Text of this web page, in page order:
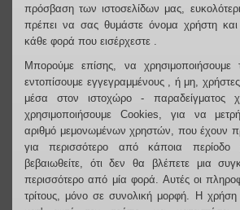
πρόσβαση των ιστοσελίδων μας,
πρέπει να σας θυμάστε όνομα χρήστη
κάθε φορά που εισέρχεστε .
Μπορούμε επίσης, να
εντοπίσουμε εγγεγραμμένους , ή μη,
μέσα στον ιστοχώρο - παραδείγματος
χρησιμοποιήσουμε Cookies, για να
αριθμό μεμονωμένων χρηστών, που έχουν
για περισσότερο από κάποια
βεβαιωθείτε, ότι δεν θα βλέπετε μια
περισσότερο από μία φορά. Αυτές οι
τρίτους, μόνο σε συνολική μορφή. Η